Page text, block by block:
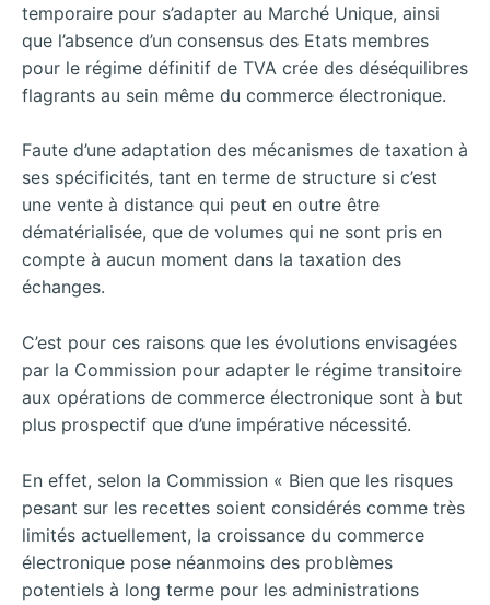
temporaire pour s’adapter au Marché Unique, ainsi
que l’absence d’un consensus des Etats membres
pour le régime définitif de TVA crée des déséquilibres
flagrants au sein même du commerce électronique.
Faute d’une adaptation des mécanismes de taxation à
ses spécificités, tant en terme de structure si c’est
une vente à distance qui peut en outre être
dématérialisée, que de volumes qui ne sont pris en
compte à aucun moment dans la taxation des
échanges.
C’est pour ces raisons que les évolutions envisagées
par la Commission pour adapter le régime transitoire
aux opérations de commerce électronique sont à but
plus prospectif que d’une impérative nécessité.
En effet, selon la Commission « Bien que les risques
pesant sur les recettes soient considérés comme très
limités actuellement, la croissance du commerce
électronique pose néanmoins des problèmes
potentiels à long terme pour les administrations